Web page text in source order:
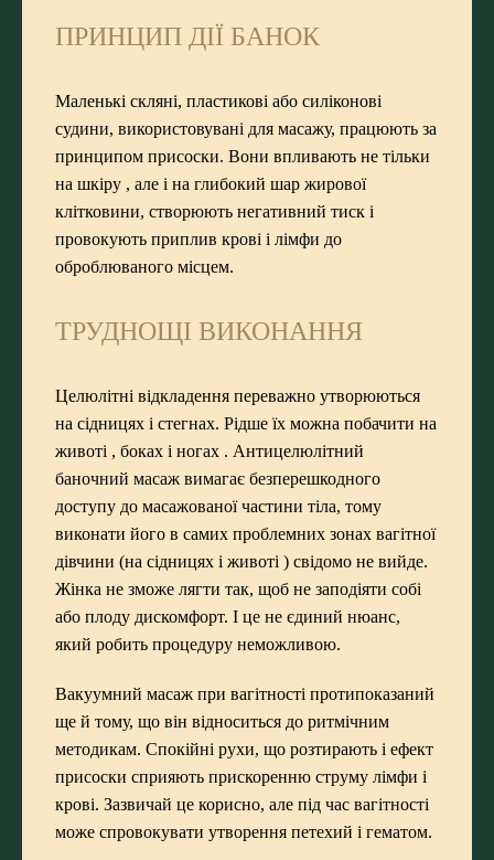
ПРИНЦИП ДІЇ БАНОК
Маленькі скляні, пластикові або силіконові
судини, використовувані для масажу, працюють за
принципом присоски. Вони впливають не тільки
на шкіру , але і на глибокий шар жирової
клітковини, створюють негативний тиск і
провокують приплив крові і лімфи до
оброблюваного місцем.
ТРУДНОЩІ ВИКОНАННЯ
Целюлітні відкладення переважно утворюються
на сідницях і стегнах. Рідше їх можна побачити на
животі , боках і ногах . Антицелюлітний
баночний масаж вимагає безперешкодного
доступу до масажованої частини тіла, тому
виконати його в самих проблемних зонах вагітної
дівчини (на сідницях і животі ) свідомо не вийде.
Жінка не зможе лягти так, щоб не заподіяти собі
або плоду дискомфорт. І це не єдиний нюанс,
який робить процедуру неможливою.
Вакуумний масаж при вагітності протипоказаний
ще й тому, що він відноситься до ритмічним
методикам. Спокійні рухи, що розтирають і ефект
присоски сприяють прискоренню струму лімфи і
крові. Зазвичай це корисно, але під час вагітності
може спровокувати утворення петехий і гематом.